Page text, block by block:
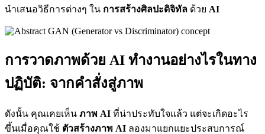
นำเสนอวิธีการต่างๆ ใน การสร้างศิลปะดิจิทัล ด้วย AI
การวาดภาพด้วย AI ทำงานอย่างไรในทาง
ปฏิบัติ: จากคำสั่งสู่ภาพ
ดังนั้น คุณเคยเห็น ภาพ AI ที่น่าประทับใจแล้ว แต่จะเกิดอะไร
ขึ้นเมื่อคุณใช้ ตัวสร้างภาพ AI ลองมาแยกแยะประสบการณ์